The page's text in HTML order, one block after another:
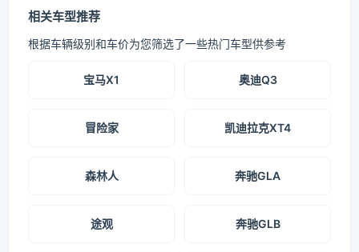
相关车型推荐
根据车辆级别和车价为您筛选了一些热门车型供参考
宝马X1 奥迪Q3
冒险家 凯迪拉克XT4
森林人 奔驰GLA
途观 奔驰GLB